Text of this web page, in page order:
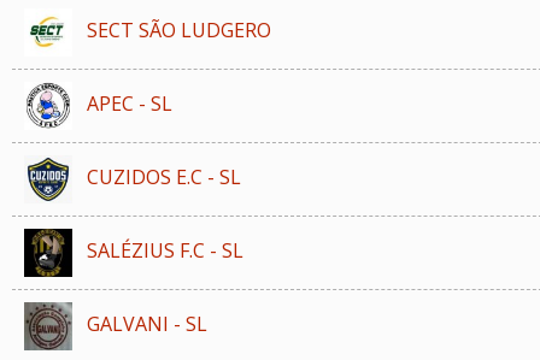
SECT SÃO LUDGERO
APEC - SL
CUZIDOS E.C - SL
SALÉZIUS F.C - SL
GALVANI - SL